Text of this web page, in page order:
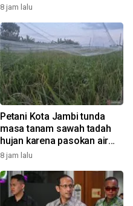
8 jam lalu
Petani Kota Jambi tunda
masa tanam sawah tadah
hujan karena pasokan air
tiada
8 jam lalu